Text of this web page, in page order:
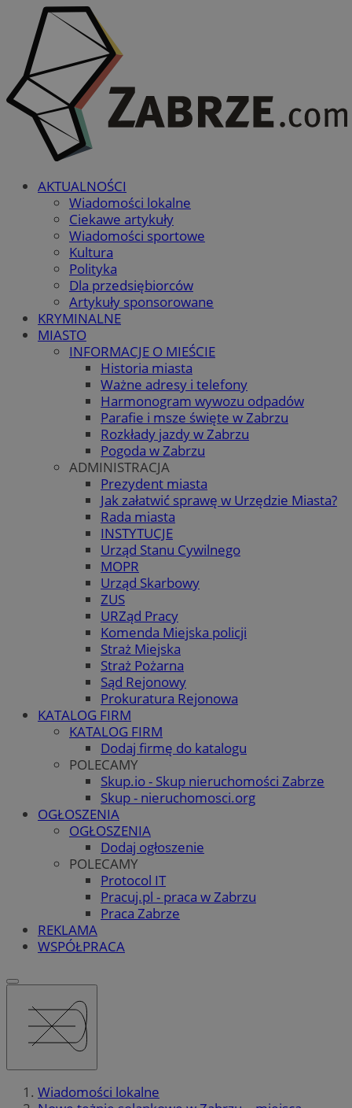
AKTUALNOŚCI
Wiadomości lokalne
Ciekawe artykuły
Wiadomości sportowe
Kultura
Polityka
Dla przedsiębiorców
Artykuły sponsorowane
KRYMINALNE
MIASTO
INFORMACJE O MIEŚCIE
Historia miasta
Ważne adresy i telefony
Harmonogram wywozu odpadów
Parafie i msze święte w Zabrzu
Rozkłady jazdy w Zabrzu
Pogoda w Zabrzu
ADMINISTRACJA
Prezydent miasta
Jak załatwić sprawę w Urzędzie Miasta?
Rada miasta
INSTYTUCJE
Urząd Stanu Cywilnego
MOPR
Urząd Skarbowy
ZUS
URZąd Pracy
Komenda Miejska policji
Straż Miejska
Straż Pożarna
Sąd Rejonowy
Prokuratura Rejonowa
KATALOG FIRM
KATALOG FIRM
Dodaj firmę do katalogu
POLECAMY
Skup.io - Skup nieruchomości Zabrze
Skup - nieruchomosci.org
OGŁOSZENIA
OGŁOSZENIA
Dodaj ogłoszenie
POLECAMY
Protocol IT
Pracuj.pl - praca w Zabrzu
Praca Zabrze
REKLAMA
WSPÓŁPRACA
Wiadomości lokalne